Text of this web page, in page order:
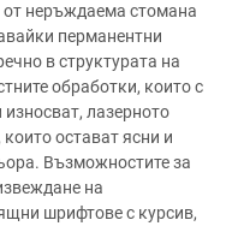
от неръждаема стомана
перманентни
в структурата на
обработки, които с
лазерното
остават ясни и
Възможностите за
на
шрифтове с курсив,